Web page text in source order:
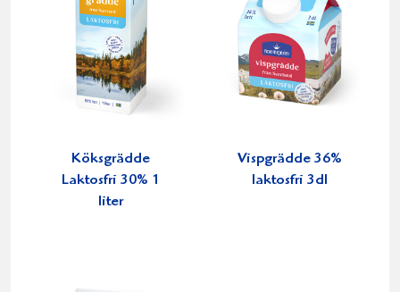
Köksgrädde
Laktosfri 30% 1
liter
Vispgrädde 36%
laktosfri 3dl